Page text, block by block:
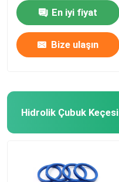
En iyi fiyat
Bize ulaşın
Hidrolik Çubuk Keçesi